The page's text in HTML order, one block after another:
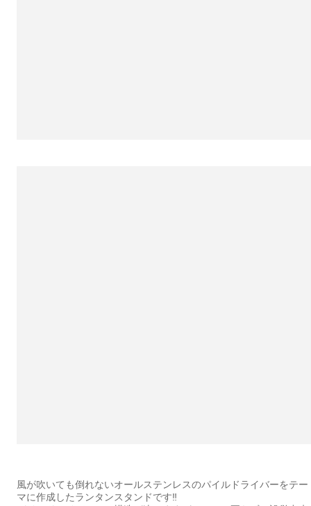
風が吹いても倒れないオールステンレスのパイルドライバーをテー
マに作成したランタンスタンドです‼︎